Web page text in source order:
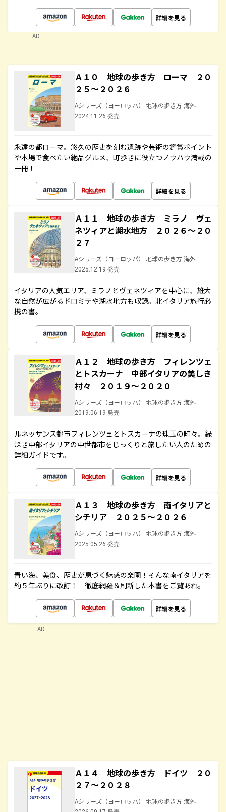
詳細を見る
AD
Ａ１０ 地球の歩き方 ローマ ２０
２５～２０２６
Aシリーズ（ヨーロッパ） 地球の歩き方 海外
2024.11.26 発売
永遠の都ローマ。悠久の歴史を刻む遺跡や芸術の鑑賞ポイント
や本場で食べたい絶品グルメ、町歩きに役立つノウハウ満載の
一冊！
詳細を見る
Ａ１１ 地球の歩き方 ミラノ ヴェ
ネツィアと湖水地方 ２０２６～２０
２７
Aシリーズ（ヨーロッパ） 地球の歩き方 海外
2025.12.19 発売
イタリアの人気エリア、ミラノとヴェネツィアを中心に、雄大
な自然が広がるドロミテや湖水地方も収録。北イタリア旅行必
携の書。
詳細を見る
Ａ１２ 地球の歩き方 フィレンツェ
とトスカーナ 中部イタリアの美しき
村々 ２０１９～２０２０
Aシリーズ（ヨーロッパ） 地球の歩き方 海外
2019.06.19 発売
ルネッサンス都市フィレンツェとトスカーナの珠玉の町々。緑
深き中部イタリアの中世都市をじっくりと旅したい人のための
詳細ガイドです。
詳細を見る
Ａ１３ 地球の歩き方 南イタリアと
シチリア ２０２５～２０２６
Aシリーズ（ヨーロッパ） 地球の歩き方 海外
2025.05.26 発売
青い海、美食、歴史が息づく魅惑の楽園！そんな南イタリアを
約５年ぶりに改訂！ 徹底網羅＆刷新した本書をご覧あれ。
詳細を見る
Ａ１４ 地球の歩き方 ドイツ ２０
２７～２０２８
Aシリーズ（ヨーロッパ） 地球の歩き方 海外
AD